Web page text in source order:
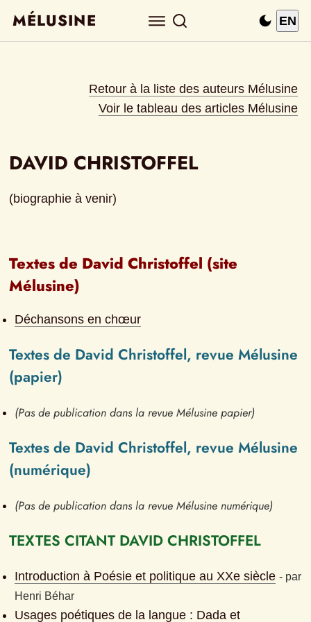
MÉLUSINE EN
Retour à la liste des auteurs Mélusine
Voir le tableau des articles Mélusine
DAVID CHRISTOFFEL
(biographie à venir)
Textes de David Christoffel (site
Mélusine)
Déchansons en chœur
Textes de David Christoffel, revue Mélusine
(papier)
(Pas de publication dans la revue Mélusine papier)
Textes de David Christoffel, revue Mélusine
(numérique)
(Pas de publication dans la revue Mélusine numérique)
TEXTES CITANT DAVID CHRISTOFFEL
Introduction à Poésie et politique au XXe siècle - par
Henri Béhar
Usages poétiques de la langue : Dada et